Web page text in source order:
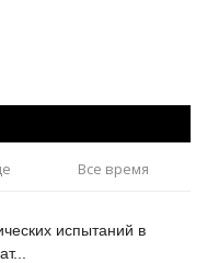
Все время
испытаний в